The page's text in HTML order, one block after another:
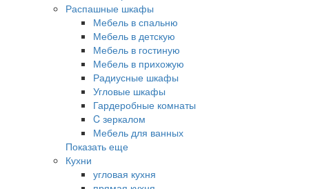
Распашные шкафы
Мебель в спальню
Мебель в детскую
Мебель в гостиную
Мебель в прихожую
Радиусные шкафы
Угловые шкафы
Гардеробные комнаты
C зеркалом
Мебель для ванных
Показать еще
Кухни
угловая кухня